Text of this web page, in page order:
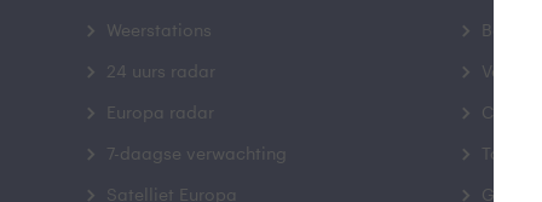
Weerstations
24 uurs radar
Europa radar
7-daagse verwachting
Satelliet Europa
Contact